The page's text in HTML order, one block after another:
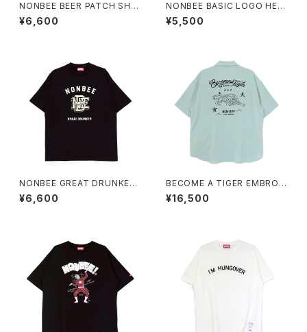
NONBEE BEER PATCH SHO
RTS beige
¥6,600
NONBEE BASIC LOGO HEA
VY TEE ash-gray/green
¥5,500
NONBEE GREAT DRUNKER
TEE black
¥6,600
BECOME A TIGER EMBROI
DERED HALFSLEEVE SHIRT
S light-blue
¥16,500